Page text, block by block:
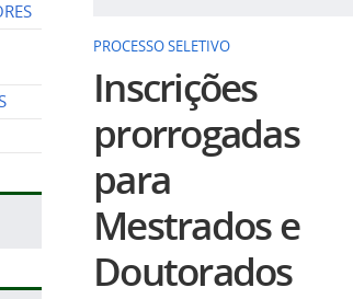
PROCESSO SELETIVO
Inscrições
prorrogadas
para
Mestrados e
Doutorados